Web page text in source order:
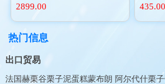
进口
2899.00
动力二
435.00
热门信息
出口贸易
法国赫栗谷栗子泥蛋糕蒙布朗 阿尔代什栗